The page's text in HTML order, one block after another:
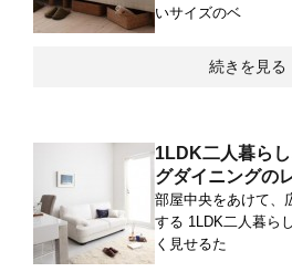
いサイズのベ
続きを見る
1LDK二人暮ら
グダイニングの
部屋中央をあけて、
する 1LDK二人暮ら
く見せるた